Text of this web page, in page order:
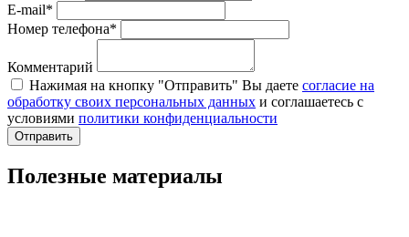
E-mail*
Номер телефона*
Комментарий
Нажимая на кнопку "Отправить" Вы даете согласие на
обработку своих персональных данных и соглашаетесь с
условиями политики конфиденциальности
Отправить
Полезные материалы